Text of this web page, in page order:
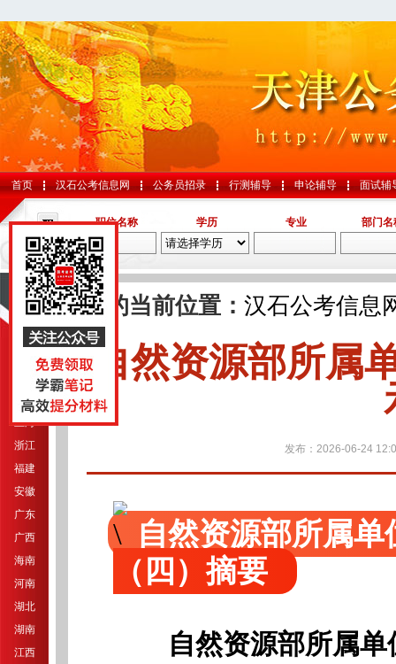
首页 汉石公考信息网 公务员招录 行测辅导 申论辅导 面试辅
职位名称 学历 专业 部门名
导航
江苏
上海
浙江
福建
安徽
广东
广西
海南
河南
湖北
湖南
江西
您的当前位置： 汉石公考信息
自然资源部所属
发布：2026-06-24
自然资源部所属
（四）摘要
自然资源部所属